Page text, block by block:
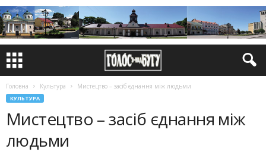
Головна Культура Мистецтво – засіб єднання між людьми
КУЛЬТУРА
Мистецтво – засіб єднання між
людьми